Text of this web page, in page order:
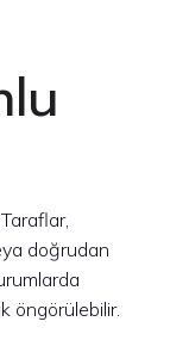
doğrudan
öngörülebilir.